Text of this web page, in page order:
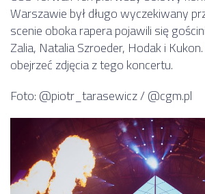
Warszawie był długo wyczekiwany
scenie oboka rapera pojawili się
Zalia, Natalia Szroeder, Hodak i
obejrzeć zdjęcia z tego koncertu.
Foto: @piotr_tarasewicz / @cgm.pl